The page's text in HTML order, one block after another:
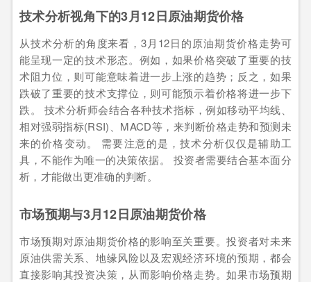
技术分析视角下的3月12日原油期货价格
从技术分析的角度来看，3月12日的原油期货价格走势可
能呈现一定的技术形态。例如，如果价格突破了重要的技
术阻力位，则可能意味着进一步上涨的趋势；反之，如果
跌破了重要的技术支撑位，则可能预示着价格将进一步下
跌。 技术分析师会结合各种技术指标，例如移动平均线、
相对强弱指标(RSI)、MACD等，来判断价格走势和预测未
来的价格变动。 需要注意的是，技术分析仅仅是辅助工
具，不能作为唯一的决策依据。 投资者需要结合基本面分
析，才能做出更准确的判断。
市场预期与3月12日原油期货价格
市场预期对原油期货价格的影响至关重要。投资者对未来
原油供需关系、地缘风险以及宏观经济环境的预期，都会
直接影响其投资决策，从而影响价格走势。如果市场预期